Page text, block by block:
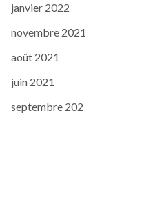
janvier 2022
novembre 2021
août 2021
juin 2021
septembre 202